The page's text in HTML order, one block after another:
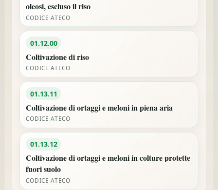
oleosi, escluso il riso
CODICE ATECO
01.12.00
Coltivazione di riso
CODICE ATECO
01.13.11
Coltivazione di ortaggi e meloni in piena aria
CODICE ATECO
01.13.12
Coltivazione di ortaggi e meloni in colture protette
fuori suolo
CODICE ATECO